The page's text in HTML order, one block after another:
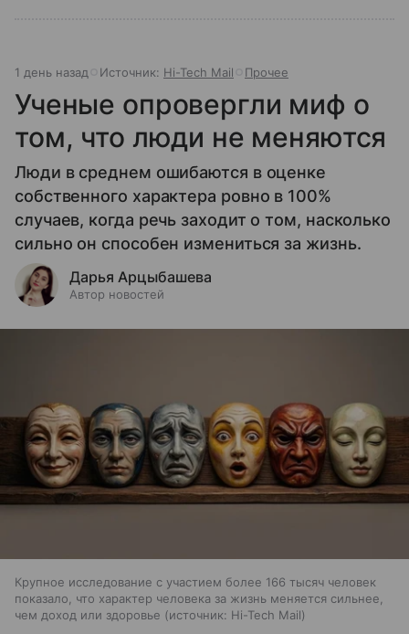
1 день назад Источник: Hi-Tech Mail Прочее
Ученые опровергли миф о
том, что люди не меняются
Люди в среднем ошибаются в оценке
собственного характера ровно в 100%
случаев, когда речь заходит о том, насколько
сильно он способен измениться за жизнь.
Дарья Арцыбашева
Автор новостей
Крупное исследование с участием более 166 тысяч человек
показало, что характер человека за жизнь меняется сильнее,
чем доход или здоровье
источник: Hi-Tech Mail